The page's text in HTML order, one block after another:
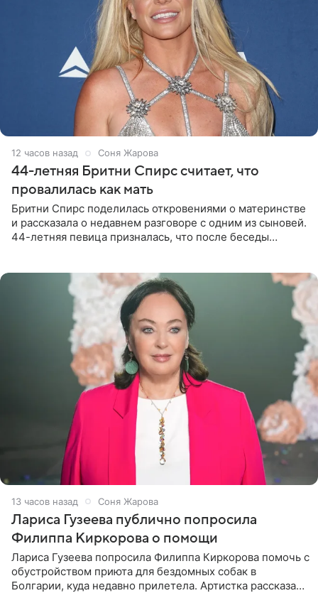
12 часов назад Соня Жарова
44-летняя Бритни Спирс считает, что
провалилась как мать
Бритни Спирс поделилась откровениями о материнстве
и рассказала о недавнем разговоре с одним из сыновей.
44-летняя певица призналась, что после беседы
13 часов назад Соня Жарова
Лариса Гузеева публично попросила
Филиппа Киркорова о помощи
Лариса Гузеева попросила Филиппа Киркорова помочь с
обустройством приюта для бездомных собак в
Болгарии, куда недавно прилетела. Артистка рассказала